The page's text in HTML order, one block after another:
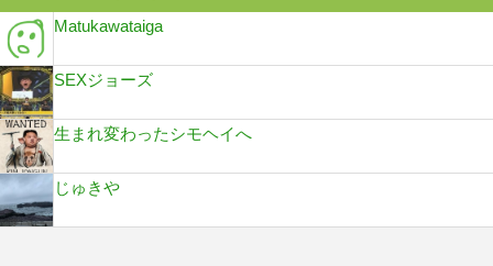
Matukawataiga
SEXジョーズ
生まれ変わったシモヘイへ
じゅきや